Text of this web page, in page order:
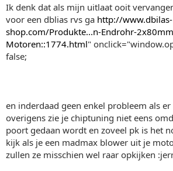
Ik denk dat als mijn uitlaat ooit
voor een dblias rvs ga http://www.dbilas-
shop.com/Produkte...n-Endrohr-
Motoren::1774.html"
false;
en inderdaad geen enkel probleem als
overigens zie je chiptuning niet eens
poort gedaan wordt en zoveel pk is het
kijk als je een madmax blower uit je
zullen ze misschien wel raar opkijken